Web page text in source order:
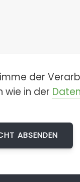
der
wie in der